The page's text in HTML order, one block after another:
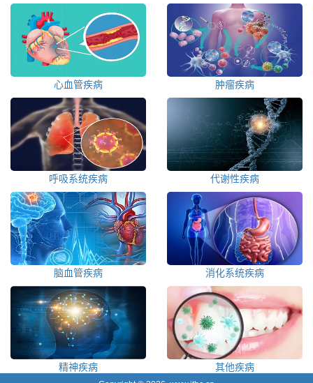
心血管疾病 肿瘤疾病
呼吸系统疾病 代谢性疾病
脑血管疾病 消化系统疾病
精神疾病 其他疾病